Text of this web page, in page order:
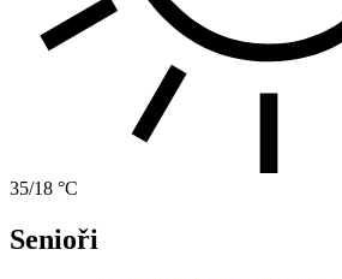
35/18 °C
Senioři